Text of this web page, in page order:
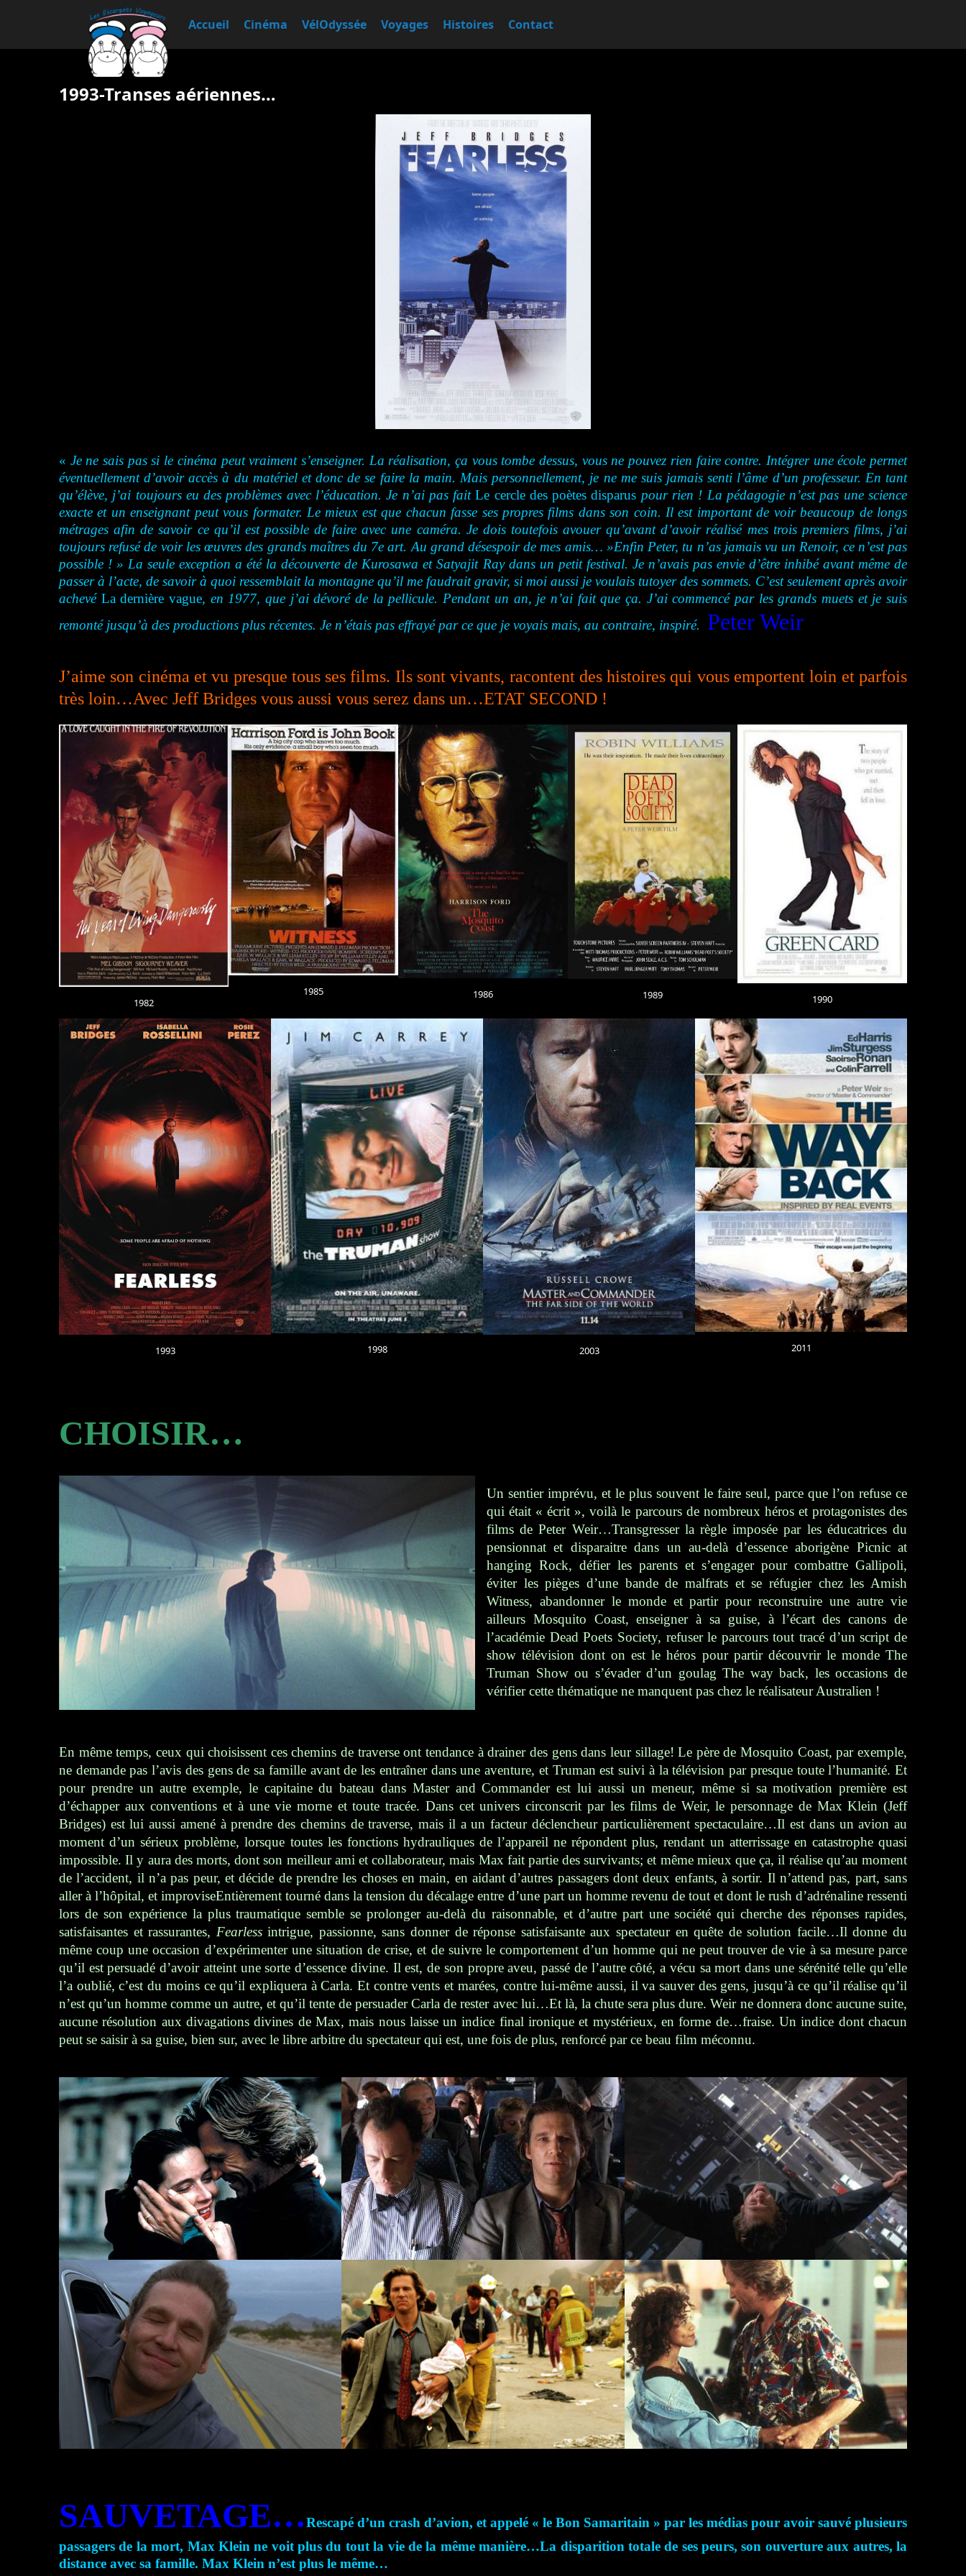
Accueil Cinéma VélOdyssée Voyages Histoires Contact
1993-Transes aériennes…
« Je ne sais pas si le cinéma peut vraiment s’enseigner. La réalisation, ça vous tombe dessus, vous ne pouvez rien faire contre. Intégrer une école permet
éventuellement d’avoir accès à du matériel et donc de se faire la main. Mais personnellement, je ne me suis jamais senti l’âme d’un professeur. En tant
qu’élève, j’ai toujours eu des problèmes avec l’éducation. Je n’ai pas faitLe cercle des poètes disparus pour rien ! La pédagogie n’est pas une science
exacte et un enseignant peut vous formater. Le mieux est que chacun fasse ses propres films dans son coin. Il est important de voir beaucoup de longs
métrages afin de savoir ce qu’il est possible de faire avec une caméra. Je dois toutefois avouer qu’avant d’avoir réalisé mes trois premiers films, j’ai
toujours refusé de voir les œuvres des grands maîtres du 7e art. Au grand désespoir de mes amis… »Enfin Peter, tu n’as jamais vu un Renoir, ce n’est pas
possible ! » La seule exception a été la découverte de Kurosawa et Satyajit Ray dans un petit festival. Je n’avais pas envie d’être inhibé avant même de
passer à l’acte, de savoir à quoi ressemblait la montagne qu’il me faudrait gravir, si moi aussi je voulais tutoyer des sommets. C’est seulement après avoir
achevé La dernière vague, en 1977, que j’ai dévoré de la pellicule. Pendant un an, je n’ai fait que ça. J’ai commencé par les grands muets et je suis
remonté jusqu’à des productions plus récentes. Je n’étais pas effrayé par ce que je voyais mais, au contraire, inspiré.
Peter Weir
J’aime son cinéma et vu presque tous ses films. Ils sont vivants, racontent des histoires qui vous emportent loin et parfois
très loin…Avec Jeff Bridges vous aussi vous serez dans un…ETAT SECOND !
1982
1985 1986 1989 1990
1993 1998 2003 2011
CHOISIR…
Un sentier imprévu, et le plus souvent le faire seul, parce que l’on refuse ce
qui était « écrit », voilà le parcours de nombreux héros et protagonistes des
films de Peter Weir…Transgresser la règle imposée par les éducatrices du
pensionnat et disparaitre dans un au-delà d’essence aborigène Picnic at
hanging Rock, défier les parents et s’engager pour combattre Gallipoli,
éviter les pièges d’une bande de malfrats et se réfugier chez les Amish
Witness, abandonner le monde et partir pour reconstruire une autre vie
ailleurs Mosquito Coast, enseigner à sa guise, à l’écart des canons de
l’académie Dead Poets Society, refuser le parcours tout tracé d’un script de
show télévision dont on est le héros pour partir découvrir le monde The
Truman Showou s’évader d’un goulagThe way back, les occasions de
vérifier cette thématique ne manquent pas chez le réalisateur Australien !
En même temps, ceux qui choisissent ces chemins de traverse ont tendance à drainer des gens dans leur sillage! Le père deMosquito Coast, par exemple,
ne demande pas l’avis des gens de sa famille avant de les entraîner dans une aventure, etTruman est suivi à la télévision par presque toute l’humanité. Et
pour prendre un autre exemple, le capitaine du bateau dans Master and Commanderest lui aussi un meneur, même si sa motivation première est
d’échapper aux conventions et à une vie morne et toute tracée. Dans cet univers circonscrit par les films de Weir, le personnage de Max Klein (Jeff
Bridges) est lui aussi amené à prendre des chemins de traverse, mais il a un facteur déclencheur particulièrement spectaculaire…Il est dans un avion au
moment d’un sérieux problème, lorsque toutes les fonctions hydrauliques de l’appareil ne répondent plus, rendant un atterrissage en catastrophe quasi
impossible. Il y aura des morts, dont son meilleur ami et collaborateur, mais Max fait partie des survivants; et même mieux que ça, il réalise qu’au moment
de l’accident, il n’a pas peur, et décide de prendre les choses en main, en aidant d’autres passagers dont deux enfants, à sortir. Il n’attend pas, part, sans
aller à l’hôpital, et improviseEntièrement tourné dans la tension du décalage entre d’une part un homme revenu de tout et dont le rush d’adrénaline ressenti
lors de son expérience la plus traumatique semble se prolonger au-delà du raisonnable, et d’autre part une société qui cherche des réponses rapides,
satisfaisantes et rassurantes, Fearlessintrigue, passionne, sans donner de réponse satisfaisante aux spectateur en quête de solution facile…Il donne du
même coup une occasion d’expérimenter une situation de crise, et de suivre le comportement d’un homme qui ne peut trouver de vie à sa mesure parce
qu’il est persuadé d’avoir atteint une sorte d’essence divine. Il est, de son propre aveu, passé de l’autre côté, a vécu sa mort dans une sérénité telle qu’elle
l’a oublié, c’est du moins ce qu’il expliquera à Carla. Et contre vents et marées, contre lui-même aussi, il va sauver des gens, jusqu’à ce qu’il réalise qu’il
n’est qu’un homme comme un autre, et qu’il tente de persuader Carla de rester avec lui…Et là, la chute sera plus dure. Weir ne donnera donc aucune suite,
aucune résolution aux divagations divines de Max, mais nous laisse un indice final ironique et mystérieux, en forme de…fraise. Un indice dont chacun
peut se saisir à sa guise, bien sur, avec le libre arbitre du spectateur qui est, une fois de plus, renforcé par ce beau film méconnu.
SAUVETAGE…Rescapé d’un crash d’avion, et appelé « le Bon Samaritain » par les médias pour avoir sauvé plusieurs
passagers de la mort, Max Klein ne voit plus du tout la vie de la même manière…La disparition totale de ses peurs, son ouverture aux autres, la
distance avec sa famille. Max Klein n’est plus le même…